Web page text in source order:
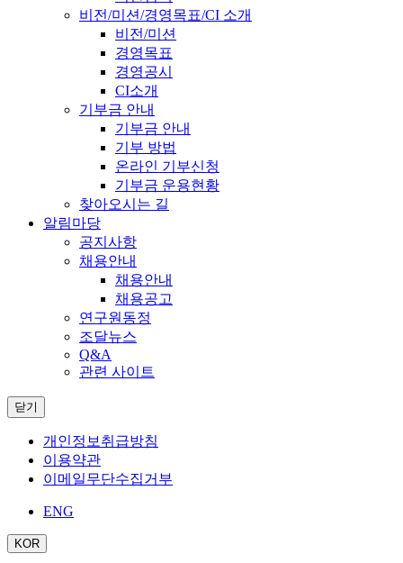
비전/미션/경영목표/CI 소개
비전/미션
경영목표
경영공시
CI소개
기부금 안내
기부금 안내
기부 방법
온라인 기부신청
기부금 운용현황
찾아오시는 길
알림마당
공지사항
채용안내
채용안내
채용공고
연구원동정
조달뉴스
Q&A
관련 사이트
닫기
개인정보취급방침
이용약관
이메일무단수집거부
ENG
KOR